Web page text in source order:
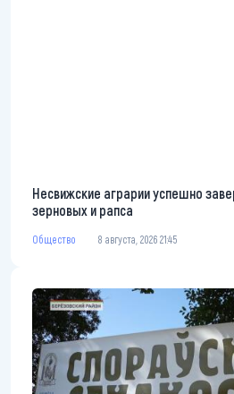
Несвижские аграрии успешно
зерновых и рапса
Общество 8 августа, 2026 21:45